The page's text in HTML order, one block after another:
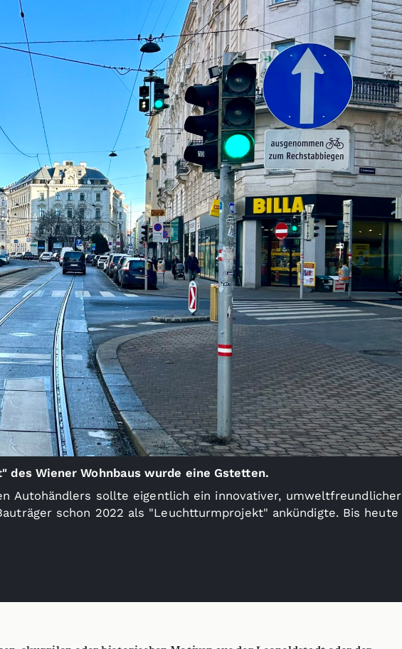
des Wiener Wohnbaus wurde eine Gstetten.
Autohändlers sollte eigentlich ein innovativer, umweltfreundlicher
schon 2022 als "Leuchtturmprojekt" ankündigte. Bis heute